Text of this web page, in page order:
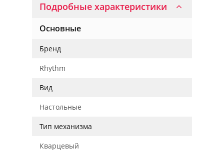
Подробные характеристики
Основные
Бренд
Rhythm
Вид
Настольные
Тип механизма
Кварцевый